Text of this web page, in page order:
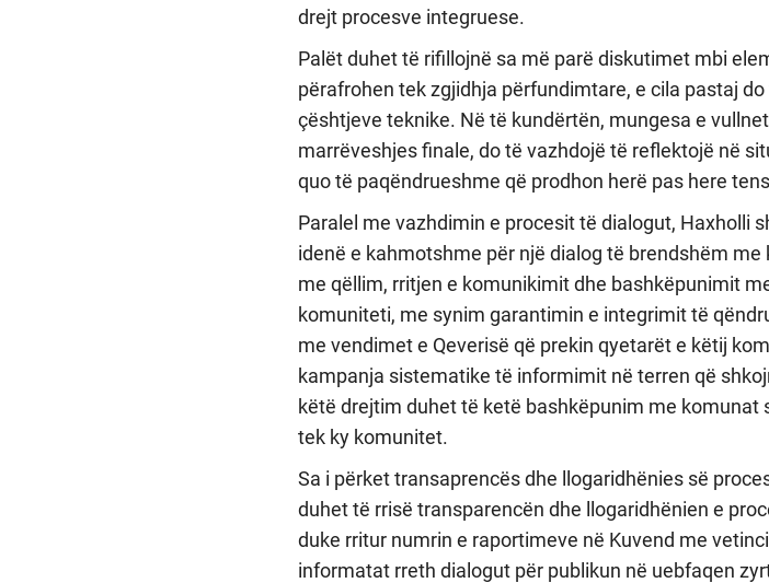
drejt procesve integruese.
Palët duhet të rifillojnë sa më parë diskutimet mbi
përafrohen tek zgjidhja përfundimtare, e cila pastaj
çështjeve teknike. Në të kundërtën, mungesa e
marrëveshjes finale, do të vazhdojë të reflektojë në
quo të paqëndrueshme që prodhon herë pas here
Paralel me vazhdimin e procesit të dialogut, Haxholli
idenë e kahmotshme për një dialog të brendshëm
me qëllim, rritjen e komunikimit dhe bashkëpunimit
komuniteti, me synim garantimin e integrimit të
me vendimet e Qeverisë që prekin qyetarët e këtij
kampanja sistematike të informimit në terren që
këtë drejtim duhet të ketë bashkëpunim me komunat
tek ky komunitet.
Sa i përket transaprencës dhe llogaridhënies së
duhet të rrisë transparencën dhe llogaridhënien e
duke rritur numrin e raportimeve në Kuvend me
informatat rreth dialogut për publikun në uebfaqen